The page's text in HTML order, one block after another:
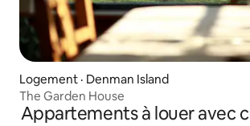
Logement · Denman Island
The Garden House
Appartements à louer avec